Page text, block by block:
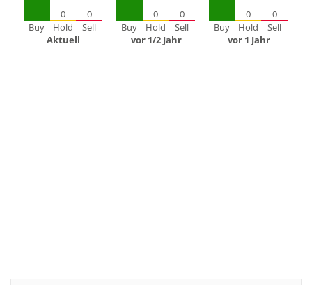
Buy
0
Hold
0
Sell
Aktuell
Buy
0
Hold
0
Sell
vor 1/2 Jahr
Buy
0
Hold
0
Sell
vor 1 Jahr